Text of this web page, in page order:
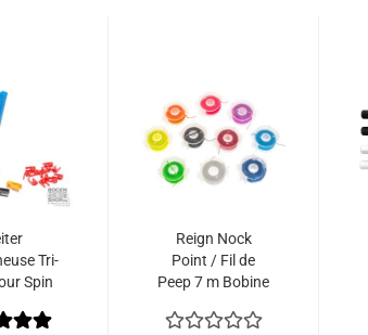
Tri-
Spin
Reign Nock
Point / Fil de
Peep 7 m Bobine